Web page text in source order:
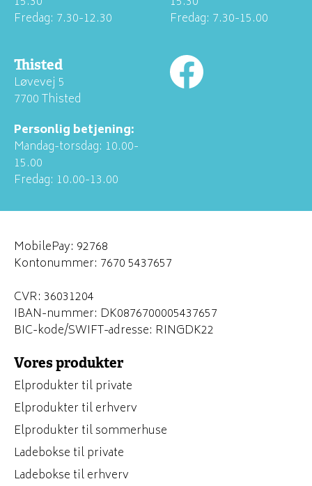
Fredag: 7.30-12.30
Fredag: 7.30-15.00
Thisted
Løvevej 5
7700 Thisted
Personlig betjening:
Mandag-torsdag: 10.00-
15.00
Fredag: 10.00-13.00
MobilePay: 92768
Kontonummer: 7670 5437657
CVR: 36031204
IBAN-nummer: DK0876700005437657
BIC-kode/SWIFT-adresse: RINGDK22
Vores produkter
Elprodukter til private
Elprodukter til erhverv
Elprodukter til sommerhuse
Ladebokse til private
Ladebokse til erhverv